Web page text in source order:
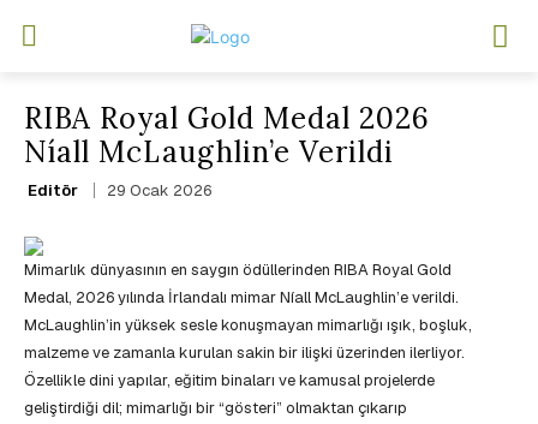
RIBA Royal Gold Medal 2026
Níall McLaughlin’e Verildi
Editör 29 Ocak 2026
Mimarlık dünyasının en saygın ödüllerinden RIBA Royal Gold
Medal, 2026 yılında İrlandalı mimar Níall McLaughlin’e verildi.
McLaughlin’in yüksek sesle konuşmayan mimarlığı ışık, boşluk,
malzeme ve zamanla kurulan sakin bir ilişki üzerinden ilerliyor.
Özellikle dini yapılar, eğitim binaları ve kamusal projelerde
geliştirdiği dil; mimarlığı bir “gösteri” olmaktan çıkarıp